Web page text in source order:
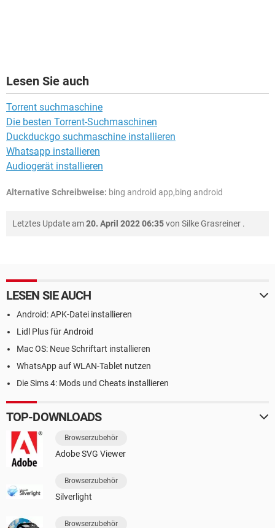
Lesen Sie auch
Torrent suchmaschine
Die besten Torrent-Suchmaschinen
Duckduckgo suchmaschine installieren
Whatsapp installieren
Audiogerät installieren
Alternative Schreibweise: bing android app,bing android
Letztes Update am20. April 2022 06:35von Silke Grasreiner .
LESEN SIE AUCH
Android: APK-Datei installieren
Lidl Plus für Android
Mac OS: Neue Schriftart installieren
WhatsApp auf WLAN-Tablet nutzen
Die Sims 4: Mods und Cheats installieren
TOP-DOWNLOADS
Browserzubehör
Adobe SVG Viewer
Browserzubehör
Silverlight
Browserzubehör